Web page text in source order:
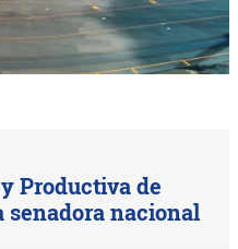
Productiva de
senadora nacional